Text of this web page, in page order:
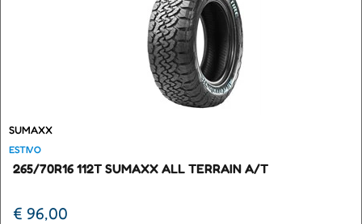
SUMAXX
ESTIVO
265/70R16 112T SUMAXX ALL TERRAIN A/T
€ 96,00